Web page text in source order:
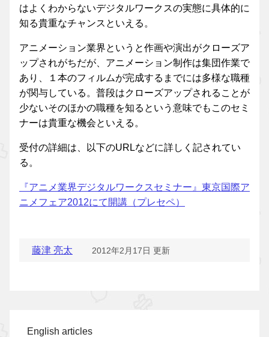
はよくわからないデジタルワークスの実態に具体的に
知る貴重なチャンスといえる。
アニメーション業界というと作画や演出がクローズア
ップされがちだが、アニメーション制作は集団作業で
あり、１本のフィルムが完成するまでには多様な職種
が関与している。普段はクローズアップされることが
少ないそのほかの職種を知るという意味でもこのセミ
ナーは貴重な機会といえる。
受付の詳細は、以下のURLなどに詳しく記されてい
る。
『アニメ業界デジタルワークスセミナー』東京国際ア
ニメフェア2012にて開講（プレセペ）
藤津 亮太 2012年2月17日 更新
English articles